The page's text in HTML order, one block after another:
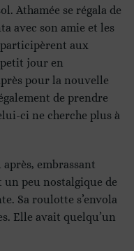
Athamée se régala de
avec son amie et les
aux
jour en
pour la nouvelle
de prendre
ci ne cherche plus à
embrassant
un peu nostalgique de
Sa roulotte s’envola
Elle avait quelqu’un